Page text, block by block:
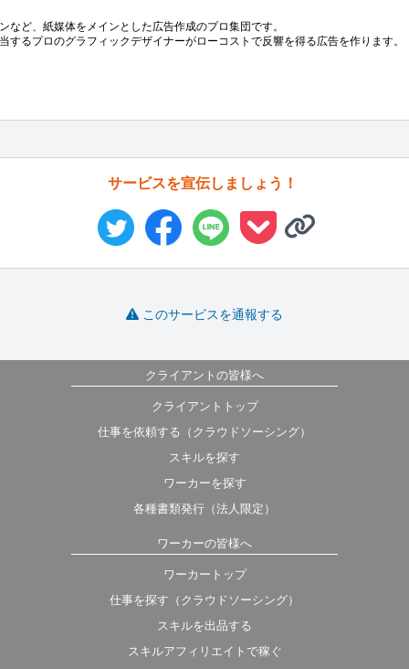
など、紙媒体をメインとした広告作成のプロ集団です。
するプロのグラフィックデザイナーがローコストで反響を得る広告を作ります。
サービスを宣伝しましょう！
このサービスを通報する
クライアントの皆様へ
クライアントトップ
仕事を依頼する（クラウドソーシング）
スキルを探す
ワーカーを探す
各種書類発行（法人限定）
ワーカーの皆様へ
ワーカートップ
仕事を探す（クラウドソーシング）
スキルを出品する
スキルアフィリエイトで稼ぐ